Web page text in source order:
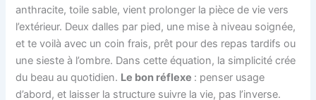
anthracite, toile sable, vient prolonger la pièce de vie vers
l’extérieur. Deux dalles par pied, une mise à niveau soignée,
et te voilà avec un coin frais, prêt pour des repas tardifs ou
une sieste à l’ombre. Dans cette équation, la simplicité crée
du beau au quotidien. Le bon réflexe : penser usage
d’abord, et laisser la structure suivre la vie, pas l’inverse.